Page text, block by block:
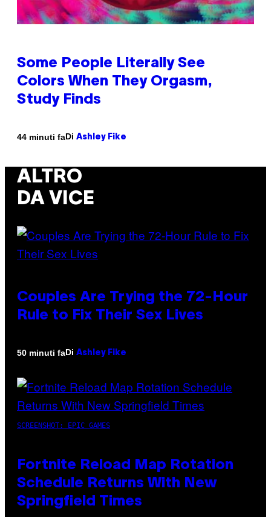
Some People Literally See
Colors When They Orgasm,
Study Finds
44 minuti faDi Ashley Fike
ALTRO
DA VICE
Couples Are Trying the 72-Hour
Rule to Fix Their Sex Lives
50 minuti faDi Ashley Fike
SCREENSHOT: EPIC GAMES
Fortnite Reload Map Rotation
Schedule Returns With New
Springfield Times